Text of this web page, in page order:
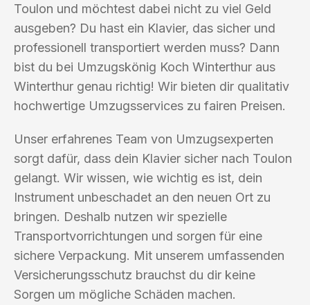
Toulon und möchtest dabei nicht zu viel Geld
ausgeben? Du hast ein Klavier, das sicher und
professionell transportiert werden muss? Dann
bist du bei Umzugskönig Koch Winterthur aus
Winterthur genau richtig! Wir bieten dir qualitativ
hochwertige Umzugsservices zu fairen Preisen.
Unser erfahrenes Team von Umzugsexperten
sorgt dafür, dass dein Klavier sicher nach Toulon
gelangt. Wir wissen, wie wichtig es ist, dein
Instrument unbeschadet an den neuen Ort zu
bringen. Deshalb nutzen wir spezielle
Transportvorrichtungen und sorgen für eine
sichere Verpackung. Mit unserem umfassenden
Versicherungsschutz brauchst du dir keine
Sorgen um mögliche Schäden machen.